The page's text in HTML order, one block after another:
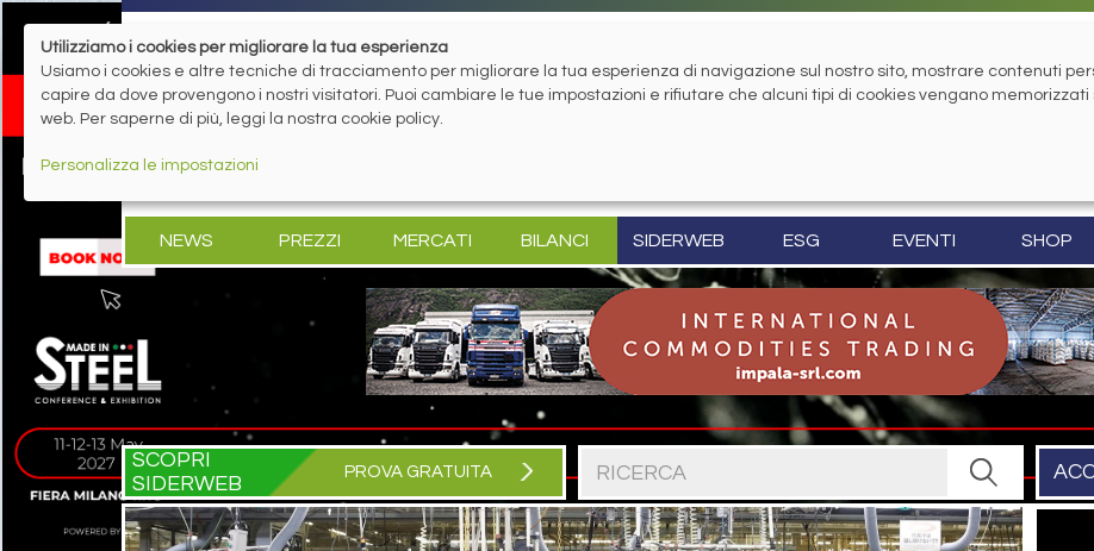
NEWS PREZZI MERCATI BILANCI SIDERWEB ESG EVENTI SHOP
SCOPRI
SIDERWEB
PROVA GRATUITA
Utilizziamo i cookies per migliorare la tua esperienza
Usiamo i cookies e altre tecniche di tracciamento per migliorare la tua esperienza di navigazione sul nostro sito, mostrare contenuti
capire da dove provengono i nostri visitatori. Puoi cambiare le tue impostazioni e rifiutare che alcuni tipi di cookies vengano
web. Per saperne di più, leggi la nostra cookie policy.
Personalizza le impostazioni